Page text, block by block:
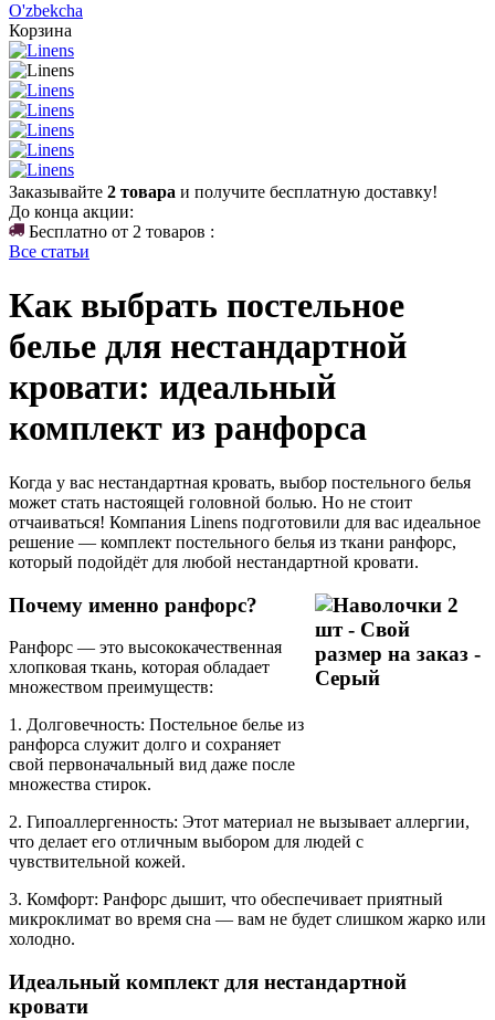
O'zbekcha
Корзина
Заказывайте 2 товара и получите бесплатную доставку!
До конца акции:
Бесплатно от 2 товаров :
Все статьи
Как выбрать постельное
белье для нестандартной
кровати: идеальный
комплект из ранфорса
Когда у вас нестандартная кровать, выбор постельного белья
может стать настоящей головной болью. Но не стоит
отчаиваться! Компания Linens подготовили для вас идеальное
решение — комплект постельного белья из ткани ранфорс,
который подойдёт для любой нестандартной кровати.
Почему именно ранфорс?
Ранфорс — это высококачественная
хлопковая ткань, которая обладает
множеством преимуществ:
1. Долговечность: Постельное белье из
ранфорса служит долго и сохраняет
свой первоначальный вид даже после
множества стирок.
2. Гипоаллергенность: Этот материал не вызывает аллергии,
что делает его отличным выбором для людей с
чувствительной кожей.
3. Комфорт: Ранфорс дышит, что обеспечивает приятный
микроклимат во время сна — вам не будет слишком жарко или
холодно.
Идеальный комплект для нестандартной
кровати